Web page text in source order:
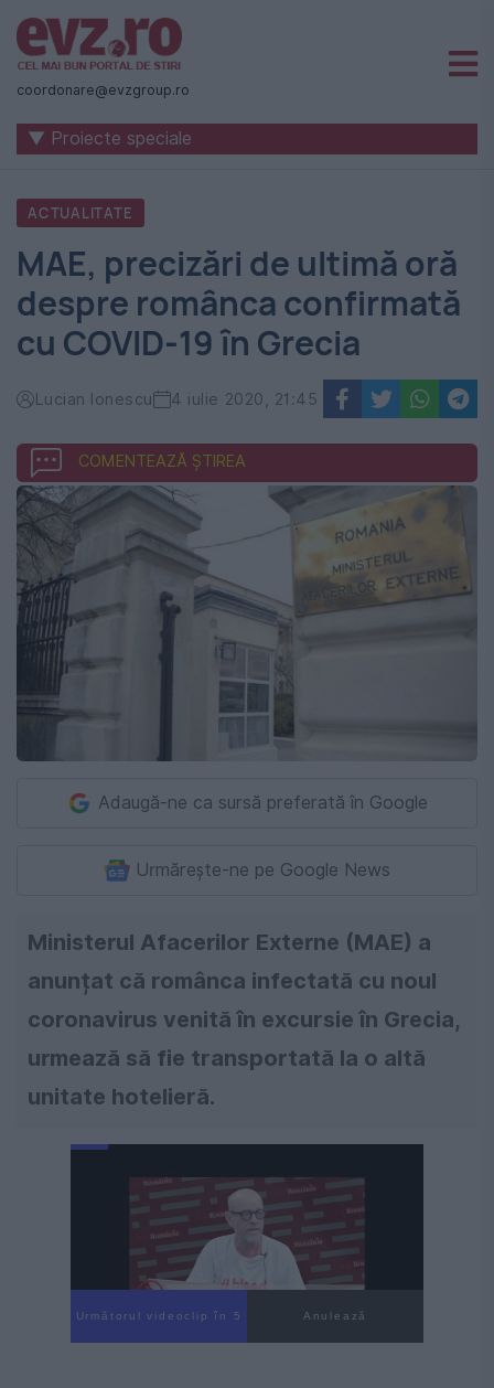
Știri
naționale
internaționale
România
-
Evenimentul
Zilei
coordonare@evzgroup.ro
▼ Proiecte speciale
ACTUALITATE
MAE, precizări de ultimă oră
despre românca confirmată
cu COVID-19 în Grecia
Lucian Ionescu 4 iulie 2020, 21:45
COMENTEAZĂ ȘTIREA
Adaugă-ne ca sursă preferată în Google
Urmărește-ne pe Google News
Ministerul Afacerilor Externe (MAE) a
anunțat că românca infectată cu noul
coronavirus venită în excursie în Grecia,
urmează să fie transportată la o altă
unitate hotelieră.
Următorul videoclip în 4 Anulează